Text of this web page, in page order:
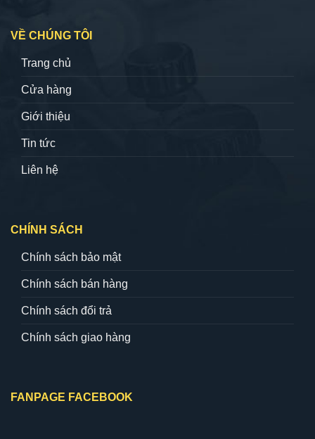
VỀ CHÚNG TÔI
Trang chủ
Cửa hàng
Giới thiệu
Tin tức
Liên hệ
CHÍNH SÁCH
Chính sách bảo mật
Chính sách bán hàng
Chính sách đổi trả
Chính sách giao hàng
FANPAGE FACEBOOK